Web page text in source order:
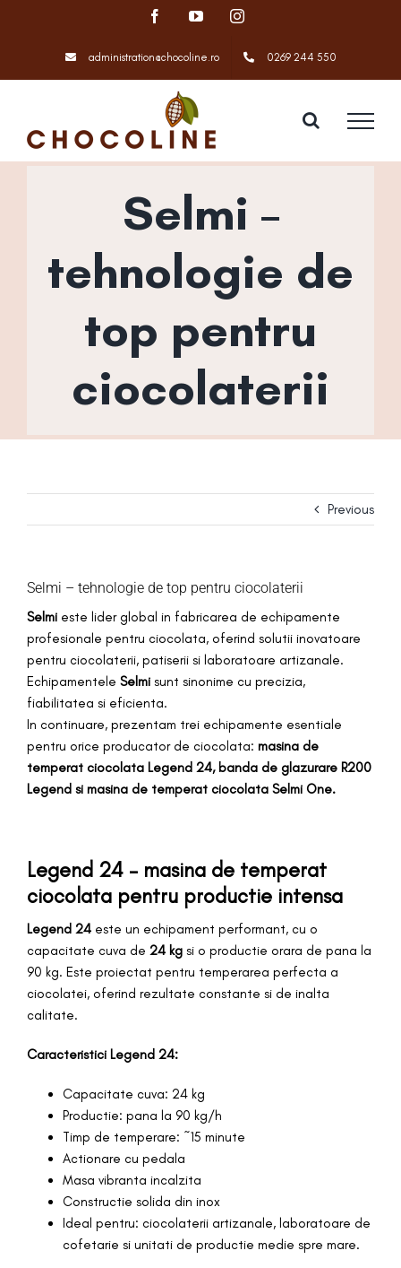
FacebookYouTubeInstagram
administration@chocoline.ro 0269 244 550
Selmi –
tehnologie de
top pentru
ciocolaterii
Previous
Selmi – tehnologie de top pentru ciocolaterii
Selmi este lider global in fabricarea de echipamente
profesionale pentru ciocolata, oferind solutii inovatoare
pentru ciocolaterii, patiserii si laboratoare artizanale.
Echipamentele Selmi sunt sinonime cu precizia,
fiabilitatea si eficienta.
In continuare, prezentam trei echipamente esentiale
pentru orice producator de ciocolata: masina de
temperat ciocolata Legend 24, banda de glazurare R200
Legend si masina de temperat ciocolata Selmi One.
Legend 24 – masina de temperat
ciocolata pentru productie intensa
Legend 24 este un echipament performant, cu o
capacitate cuva de 24 kg si o productie orara de pana la
90 kg. Este proiectat pentru temperarea perfecta a
ciocolatei, oferind rezultate constante si de inalta
calitate.
Caracteristici Legend 24:
Capacitate cuva: 24 kg
Productie: pana la 90 kg/h
Timp de temperare: ~15 minute
Actionare cu pedala
Masa vibranta incalzita
Constructie solida din inox
Ideal pentru: ciocolaterii artizanale, laboratoare de
cofetarie si unitati de productie medie spre mare.